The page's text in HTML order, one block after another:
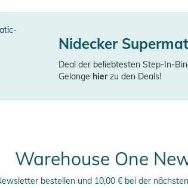
Nidecker
Deal der beliebtesten Step-In-
Gelange hierzu den Deals!
Warehouse One
bestellen und 10,00 € bei der